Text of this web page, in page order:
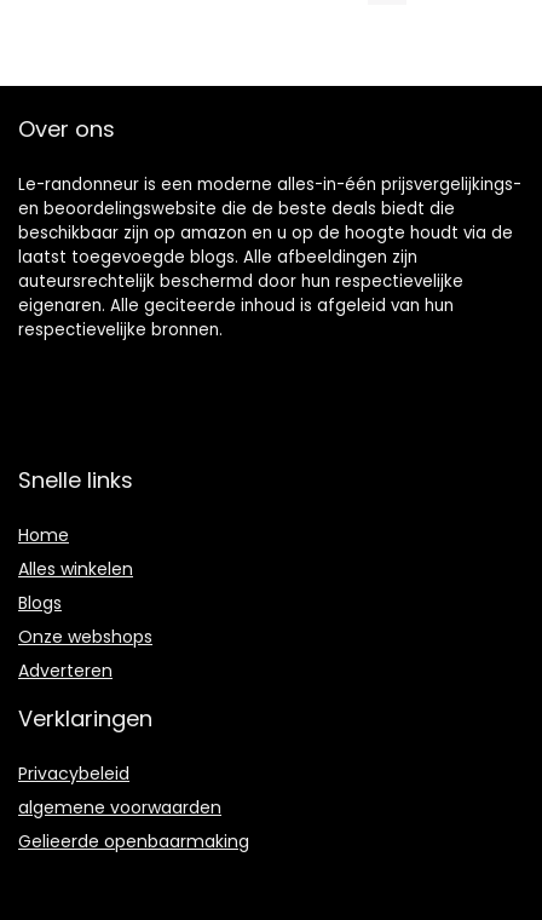
Over ons
Le-randonneur is een moderne alles-in-één prijsvergelijkings-
en beoordelingswebsite die de beste deals biedt die
beschikbaar zijn op amazon en u op de hoogte houdt via de
laatst toegevoegde blogs. Alle afbeeldingen zijn
auteursrechtelijk beschermd door hun respectievelijke
eigenaren. Alle geciteerde inhoud is afgeleid van hun
respectievelijke bronnen.
Snelle links
Home
Alles winkelen
Blogs
Onze webshops
Adverteren
Verklaringen
Privacybeleid
algemene voorwaarden
Gelieerde openbaarmaking